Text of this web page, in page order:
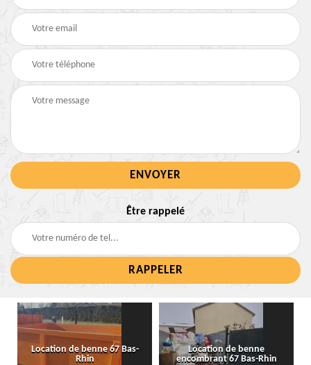
Être rappelé
Location de benne 67 Bas-
Rhin
Location de benne
encombrant 67 Bas-Rhin